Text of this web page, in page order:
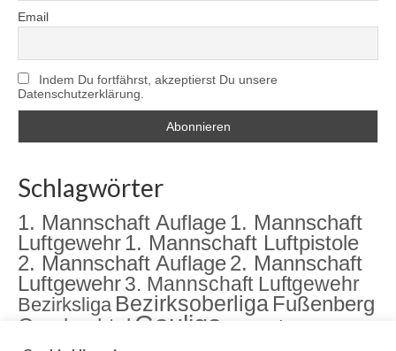
Email
Indem Du fortfährst, akzeptierst Du unsere
Datenschutzerklärung.
Schlagwörter
1. Mannschaft Auflage1. Mannschaft
Luftgewehr1. Mannschaft Luftpistole
2. Mannschaft Auflage2. Mannschaft
Luftgewehr3. Mannschaft Luftgewehr
Bezirksliga Bezirksoberliga Fußenberg
Gambachtal Gauliga
Jugend
Jugendarbeit